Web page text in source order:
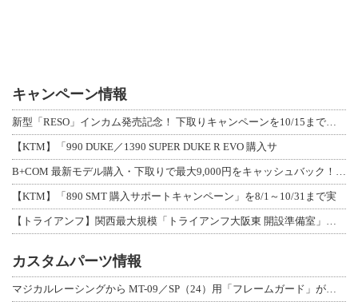
キャンペーン情報
【KTM】「990 DUKE／1390 SUPER DUKE R EVO 購入サ
【KTM】「890 SMT 購入サポートキャンペーン」を8/1～10/31まで実
カスタムパーツ情報